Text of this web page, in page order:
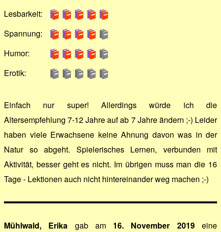
Lesbarkeit:
Spannung:
Humor:
Erotik:
Einfach nur super! Allerdings würde ich die
Altersempfehlung 7-12 Jahre auf ab 7 Jahre ändern ;-) Leider
haben viele Erwachsene keine Ahnung davon was in der
Natur so abgeht. Spielerisches Lernen, verbunden mit
Aktivität, besser geht es nicht. Im übrigen muss man die 16
Tage - Lektionen auch nicht hintereinander weg machen ;-)
Mühlwald, Erika gab am 16. November 2019eine